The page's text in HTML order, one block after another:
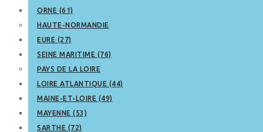
ORNE (61)
HAUTE-NORMANDIE
EURE (27)
SEINE MARITIME (76)
PAYS DE LA LOIRE
LOIRE ATLANTIQUE (44)
MAINE-ET-LOIRE (49)
MAYENNE (53)
SARTHE (72)